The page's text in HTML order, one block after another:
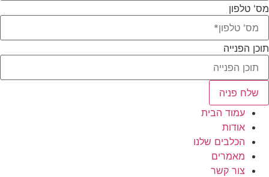
מס' טלפון
תוכן הפנייה
שלח פניה
עמוד הבית
אודות
הכלבים שלנו
מאמרים
צור קשר